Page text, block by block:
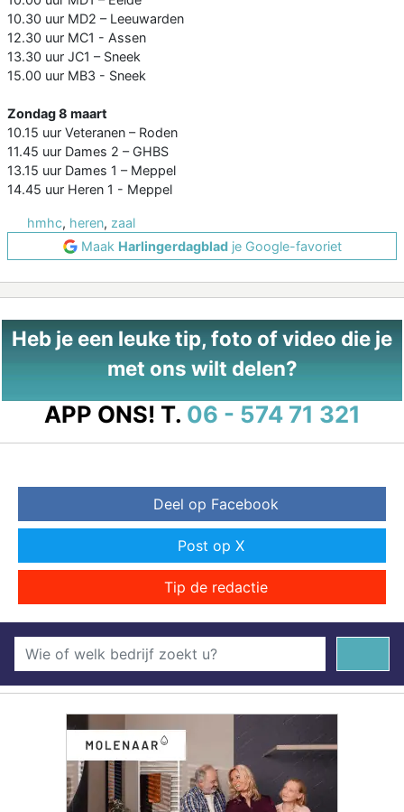
10.30 uur MD2 – Leeuwarden
12.30 uur MC1 - Assen
13.30 uur JC1 – Sneek
15.00 uur MB3 - Sneek
Zondag 8 maart
10.15 uur Veteranen – Roden
11.45 uur Dames 2 – GHBS
13.15 uur Dames 1 – Meppel
14.45 uur Heren 1 - Meppel
hmhc, heren, zaal
Maak Harlingerdagbladje Google-favoriet
Heb je een leuke tip, foto of video die je
met ons wilt delen?
APP ONS! T. 06 - 574 71 321
Deel op Facebook
Post op X
Tip de redactie